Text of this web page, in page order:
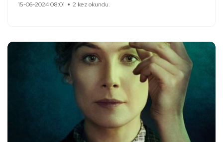
15-06-2024 08:01 2 kez okundu.